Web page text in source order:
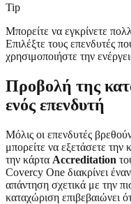
Tip
Μπορείτε να εγκρίνετε
Επιλέξτε τους επενδυτές
χρησιμοποιήστε την
Προβολή της
ενός επενδυτή
Μόλις οι επενδυτές
μπορείτε να εξετάσετε
την κάρτα Accreditation
Covercy One διακρίνει
απάντηση σχετικά με την
καταχώριση επιβεβαιώνει